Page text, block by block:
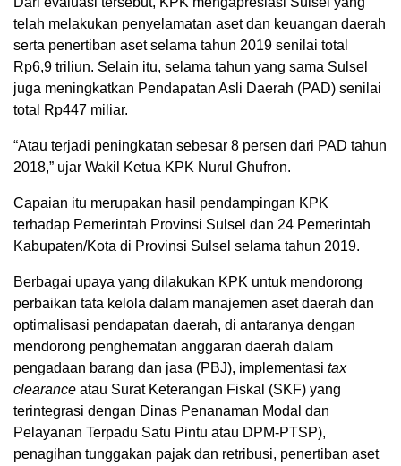
telah melakukan penyelamatan aset dan keuangan daerah
serta penertiban aset selama tahun 2019 senilai total
Rp6,9 triliun. Selain itu, selama tahun yang sama Sulsel
juga meningkatkan Pendapatan Asli Daerah (PAD) senilai
total Rp447 miliar.
“Atau terjadi peningkatan sebesar 8 persen dari PAD tahun
2018,” ujar Wakil Ketua KPK Nurul Ghufron.
Capaian itu merupakan hasil pendampingan KPK
terhadap Pemerintah Provinsi Sulsel dan 24 Pemerintah
Kabupaten/Kota di Provinsi Sulsel selama tahun 2019.
Berbagai upaya yang dilakukan KPK untuk mendorong
perbaikan tata kelola dalam manajemen aset daerah dan
optimalisasi pendapatan daerah, di antaranya dengan
mendorong penghematan anggaran daerah dalam
pengadaan barang dan jasa (PBJ), implementasi tax
clearance atau Surat Keterangan Fiskal (SKF) yang
terintegrasi dengan Dinas Penanaman Modal dan
Pelayanan Terpadu Satu Pintu atau DPM-PTSP),
penagihan tunggakan pajak dan retribusi, penertiban aset